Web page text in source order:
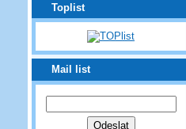
Toplist
Mail list